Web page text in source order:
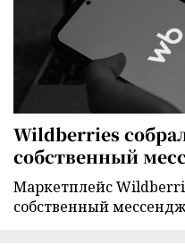
Wildberries
собственный
Маркетплейс
собственный